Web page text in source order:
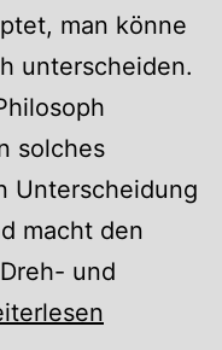
man könne
unterscheiden.
solches
Unterscheidung
macht den
und